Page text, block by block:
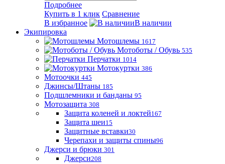
Подробнее
Купить в 1 клик Сравнение
В избранное
В наличии
Экипировка
Мотошлемы 1617
Мотоботы / Обувь 535
Перчатки 1014
Мотокуртки 386
Мотоочки 445
Джинсы/Штаны 185
Подшлемники и банданы 95
Мотозащита 308
Защита коленей и локтей167
Защита шеи15
Защитные вставки30
Черепахи и защиты спины96
Джерси и брюки 301
Джерси208